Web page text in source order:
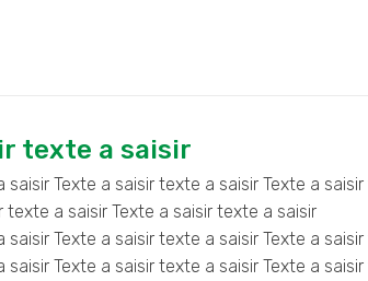
texte a saisir
saisir Texte a saisir texte a saisir Texte a
texte a saisir Texte a saisir texte a saisir
saisir Texte a saisir texte a saisir Texte a
saisir Texte a saisir texte a saisir Texte a